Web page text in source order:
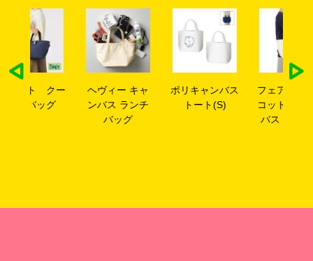
ヘヴィー キャ
ンバス ランチ
ポリキャンバス
トート(S)
フェアトレード
コットンキャン
バストート(S)